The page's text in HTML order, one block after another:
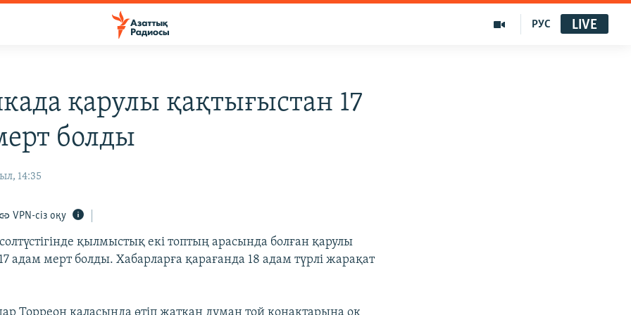
РУС LIVE
қарулы қақтығыстан 17
болды
14:35
VPN-сіз оқу
қылмыстық екі топтың арасында болған қарулы
адам мерт болды. Хабарларға қарағанда 18 адам түрлі жарақат